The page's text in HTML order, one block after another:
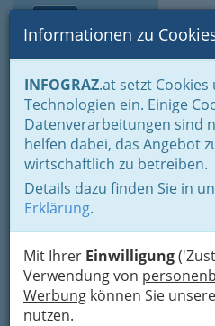
Informationen zu
INFOGRAZ.at setzt
Technologien ein. Einige
Datenverarbeitungen sind
helfen dabei, das Angebot
wirtschaftlich zu betreiben.
Details dazu finden Sie in
Erklärung.
Mit Ihrer Einwilligung
Verwendung von
Werbung können Sie
nutzen.
Home Branchen
Gesundheit
Lebensberater -
Umgebung /
Erarbeiten von
Lebensberater in